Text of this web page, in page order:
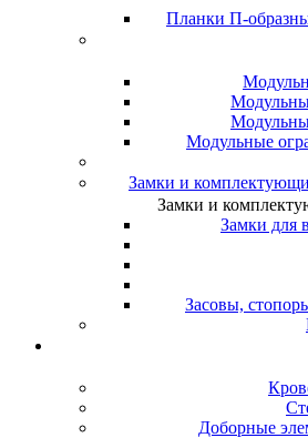
Планки П-
Модульные
Замки и
Замки и
Замки для
Засовы,
Доборные